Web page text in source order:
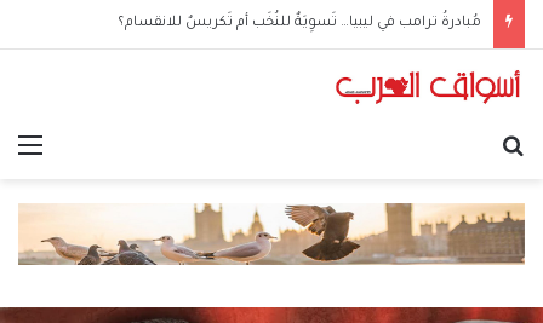
مُبادرةُ ترامب في ليبيا… تَسوِيَةٌ للنُخَب أم تَكريسٌ للانقسام؟